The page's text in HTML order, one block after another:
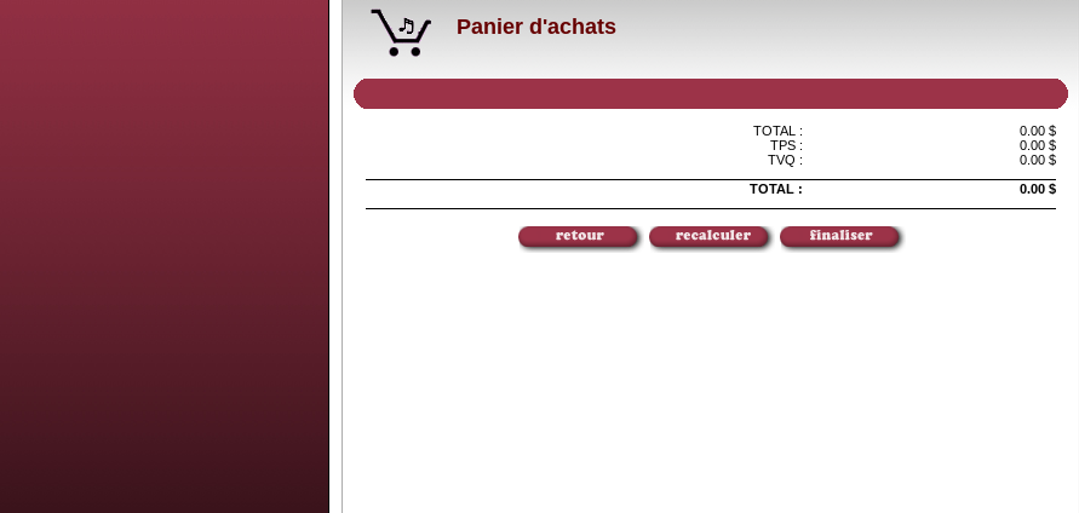
Panier d'achats
TOTAL :
TPS :
TVQ :
0.00 $
0.00 $
0.00 $
TOTAL :
0.00 $